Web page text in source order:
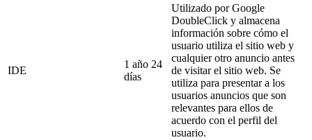
IDE
1 año 24
días
Utilizado por Google
DoubleClick y almacena
información sobre cómo el
usuario utiliza el sitio web y
cualquier otro anuncio antes
de visitar el sitio web. Se
utiliza para presentar a los
usuarios anuncios que son
relevantes para ellos de
acuerdo con el perfil del
usuario.